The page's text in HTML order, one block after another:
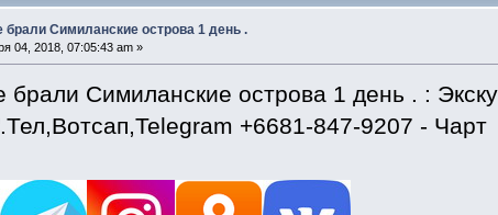
Симиланские острова 1 день .
04, 2018, 07:05:43 am »
Симиланские острова 1 день . :
+6681-847-9207 - Чарт